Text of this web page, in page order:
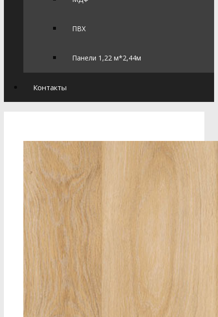
ПВХ
Панели 1,22 м*2,44м
Контакты